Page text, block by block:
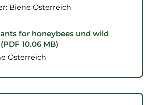
Biene Österreich
for honeybees und wild
10.06 MB)
Österreich